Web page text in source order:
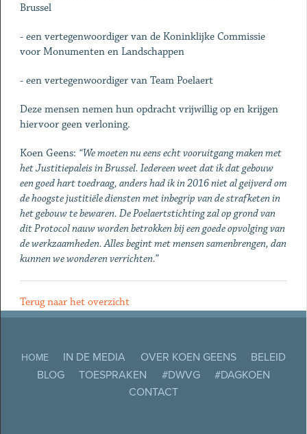
Brussel
- een vertegenwoordiger van de Koninklijke Commissie
voor Monumenten en Landschappen
- een vertegenwoordiger van Team Poelaert
Deze mensen nemen hun opdracht vrijwillig op en krijgen
hiervoor geen verloning.
Koen Geens: “We moeten nu eens echt vooruitgang maken met
het Justitiepaleis in Brussel. Iedereen weet dat ik dat gebouw
een goed hart toedraag, anders had ik in 2016 niet al geijverd om
de hoogste justitiële diensten met inbegrip van de strafketen in
het gebouw te bewaren. De Poelaertstichting zal op grond van
dit Protocol nauw worden betrokken bij een goede opvolging van
de werkzaamheden. Alles begint met mensen samenbrengen, dan
kunnen we wonderen verrichten.”
Terug naar het overzicht
HOME IN DE MEDIA OVER KOEN GEENS
BELEID
BLOG
TOESPRAKEN #DWVG
#DAGKOEN
CONTACT